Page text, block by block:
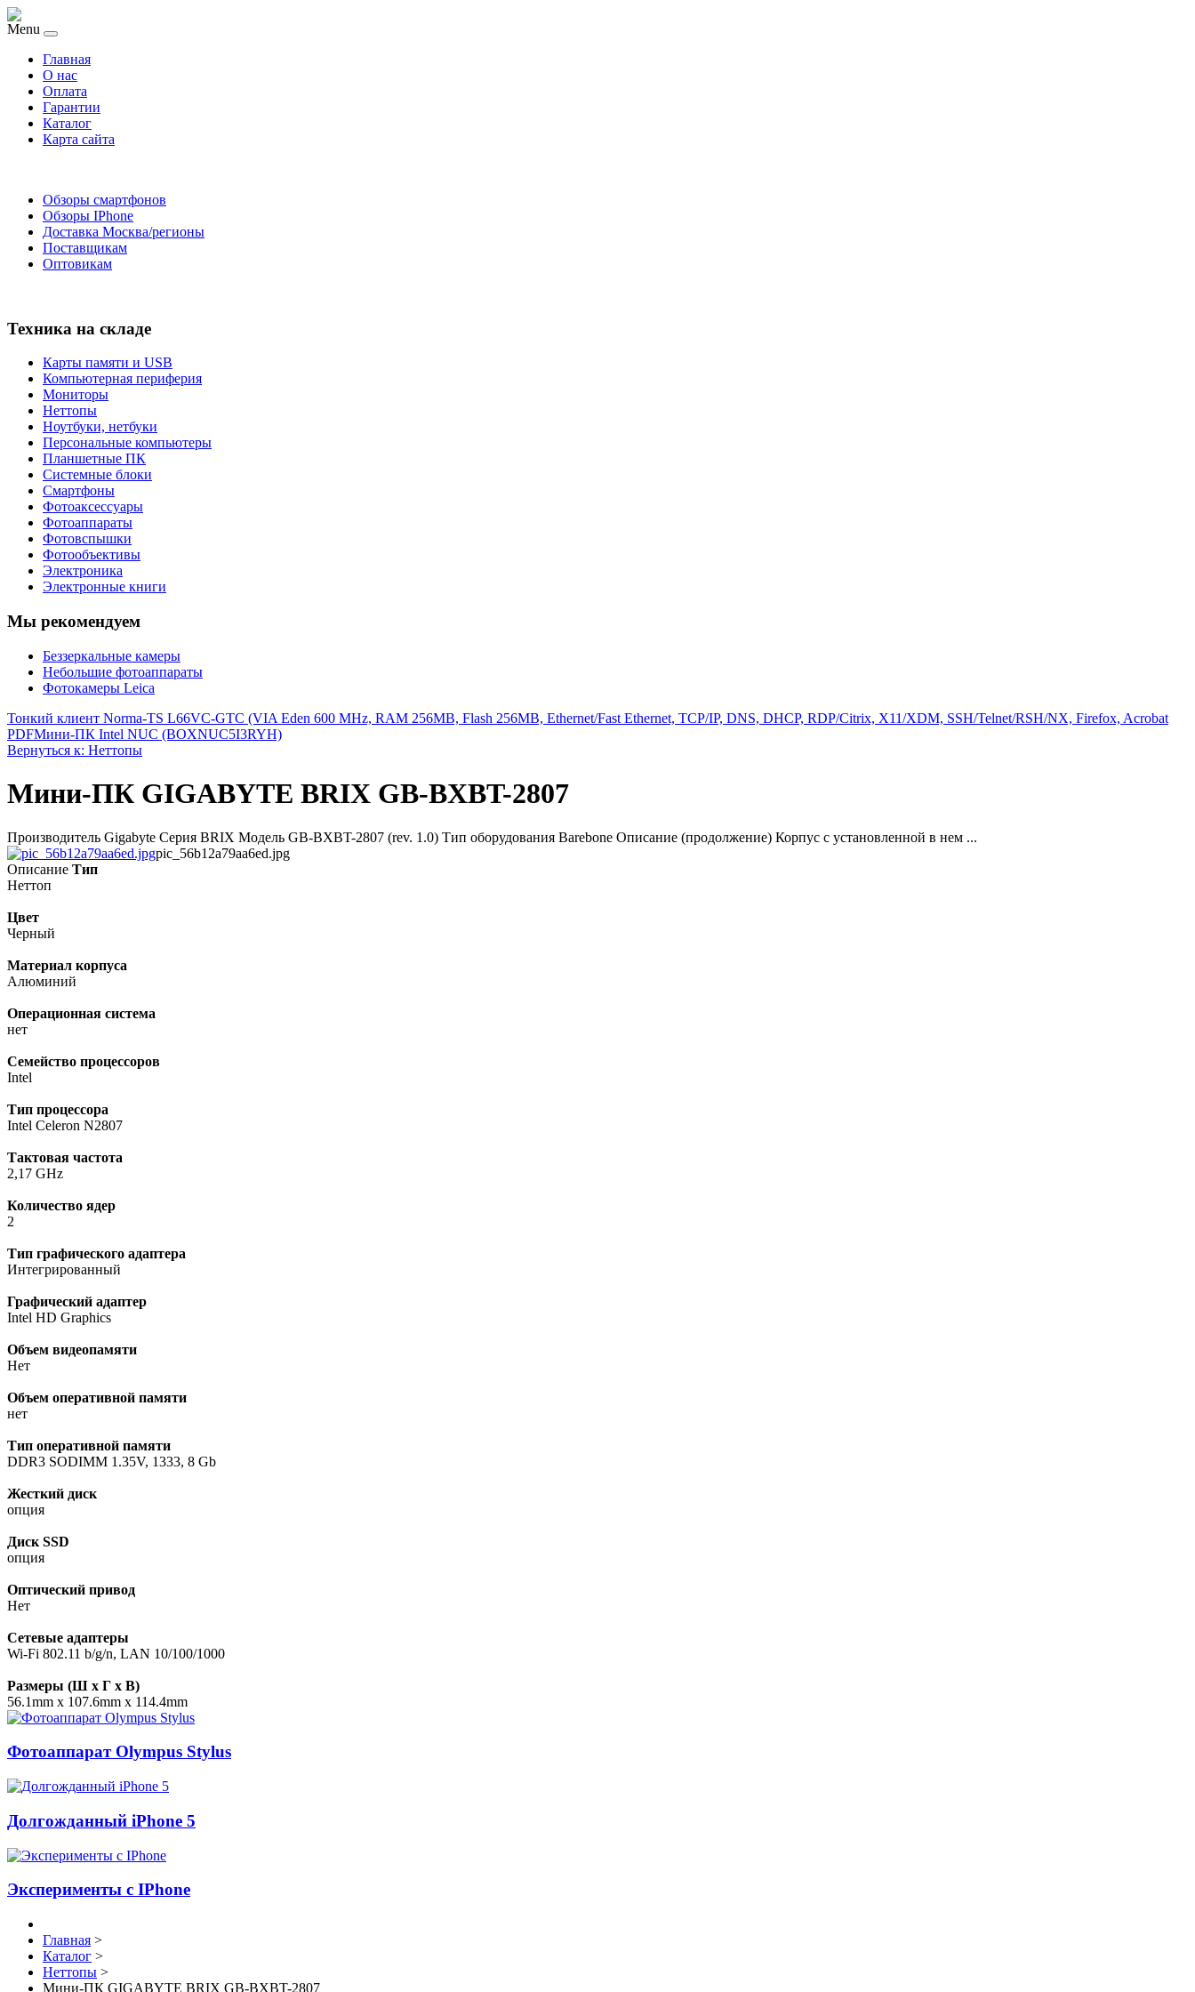
Menu
Главная
O нас
Оплата
Гарантии
Каталог
Карта сайта
Обзоры смартфонов
Обзоры IPhone
Доставка Москва/регионы
Поставщикам
Оптовикам
Техника на складе
Карты памяти и USB
Компьютерная периферия
Мониторы
Неттопы
Ноутбуки, нетбуки
Персональные компьютеры
Планшетные ПК
Системные блоки
Смартфоны
Фотоаксессуары
Фотоаппараты
Фотовспышки
Фотообъективы
Электроника
Электронные книги
Мы рекомендуем
Беззеркальные камеры
Небольшие фотоаппараты
Фотокамеры Leica
Тонкий клиент Norma-TS L66VC-GTC (VIA Eden 600 MHz, RAM 256MB, Flash 256MB, Ethernet/Fast Ethernet, TCP/IP, DNS, DHCP, RDP/Citrix, X11/XDM, SSH/Telnet/RSH/NX, Firefox, Acrobat
PDFМини-ПК Intel NUC (BOXNUC5I3RYH)
Вернуться к: Неттопы
Мини-ПК GIGABYTE BRIX GB-BXBT-2807
Производитель Gigabyte Серия BRIX Модель GB-BXBT-2807 (rev. 1.0) Тип оборудования Barebone Описание (продолжение) Корпус с установленной в нем ...
pic_56b12a79aa6ed.jpg
Описание Тип
Неттоп
Цвет
Черный
Материал корпуса
Алюминий
Операционная система
нет
Семейство процессоров
Intel
Тип процессора
Intel Celeron N2807
Тактовая частота
2,17 GHz
Количество ядер
2
Тип графического адаптера
Интегрированный
Графический адаптер
Intel HD Graphics
Объем видеопамяти
Нет
Объем оперативной памяти
нет
Тип оперативной памяти
DDR3 SODIMM 1.35V, 1333, 8 Gb
Жесткий диск
опция
Диск SSD
опция
Оптический привод
Нет
Сетевые адаптеры
Wi-Fi 802.11 b/g/n, LAN 10/100/1000
Размеры (Ш x Г x В)
56.1mm x 107.6mm x 114.4mm
Фотоаппарат Olympus Stylus
Долгожданный iPhone 5
Эксперименты с IPhone
Главная >
Каталог >
Неттопы >
Мини-ПК GIGABYTE BRIX GB-BXBT-2807